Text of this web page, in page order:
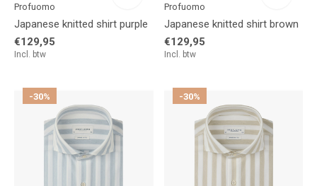
Profuomo
Japanese knitted shirt purple
€129,95
Incl. btw
Profuomo
Japanese knitted shirt brown
€129,95
Incl. btw
-30% -30%